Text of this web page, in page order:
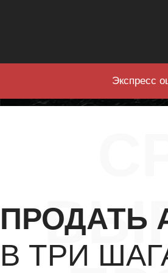
Экспресс
ПРОДАТЬ
В ТРИ